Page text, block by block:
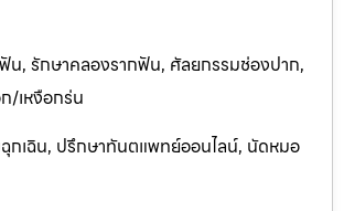
, รักษาคลองรากฟัน, ศัลยกรรมช่องปาก,
/เหงือกร่น
กเฉิน, ปรึกษาทันตแพทย์ออนไลน์, นัดหมอ